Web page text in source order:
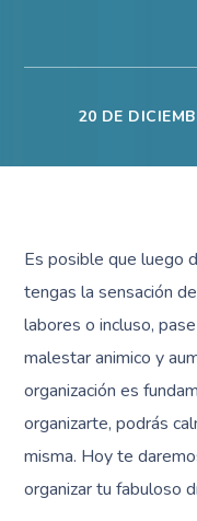
20 DE
Es posible que luego
tengas la sensación
labores o incluso,
malestar animico y
organización es
organizarte, podrás
misma. Hoy te
organizar tu fabuloso